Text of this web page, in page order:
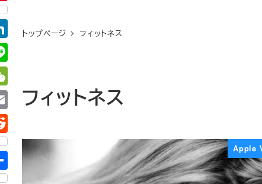
移
動
トップページ フィットネス
フィットネス
Apple